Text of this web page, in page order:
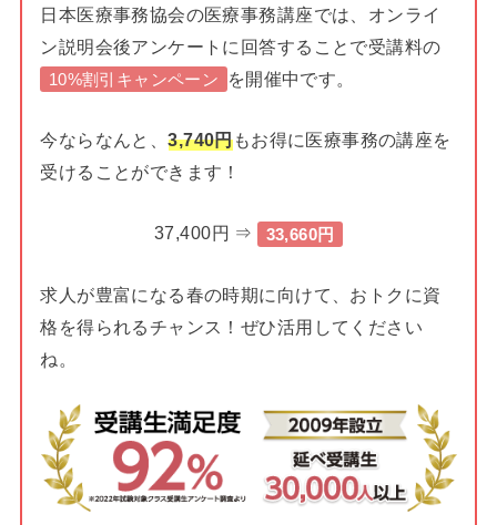
日本医療事務協会の医療事務講座では、オンライ
ン説明会後アンケートに回答することで受講料の
10%割引キャンペーン を開催中です。
今ならなんと、3,740円もお得に医療事務の講座を
受けることができます！
37,400円 ⇒ 33,660円
求人が豊富になる春の時期に向けて、おトクに資
格を得られるチャンス！ぜひ活用してください
ね。